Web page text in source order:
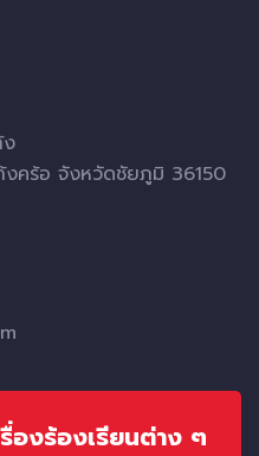
คร้อ จังหวัดชัยภูมิ 36150
องร้องเรียนต่าง ๆ